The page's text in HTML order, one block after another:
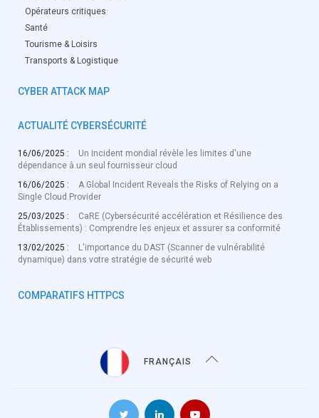
Opérateurs critiques
Santé
Tourisme & Loisirs
Transports & Logistique
CYBER ATTACK MAP
ACTUALITÉ CYBERSÉCURITÉ
16/06/2025 :
Un incident mondial révèle les limites d'une
dépendance à un seul fournisseur cloud
16/06/2025 :
A Global Incident Reveals the Risks of Relying on a
Single Cloud Provider
25/03/2025 :
CaRE (Cybersécurité accélération et Résilience des
Établissements) : Comprendre les enjeux et assurer sa conformité
13/02/2025 :
L'importance du DAST (Scanner de vulnérabilité
dynamique) dans votre stratégie de sécurité web
COMPARATIFS HTTPCS
FRANÇAIS